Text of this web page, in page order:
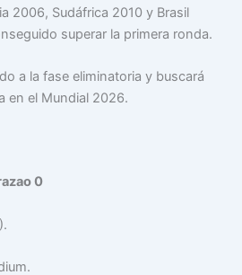
2006, Sudáfrica 2010 y Brasil
superar la primera ronda.
a la fase eliminatoria y buscará
en el Mundial 2026.
0